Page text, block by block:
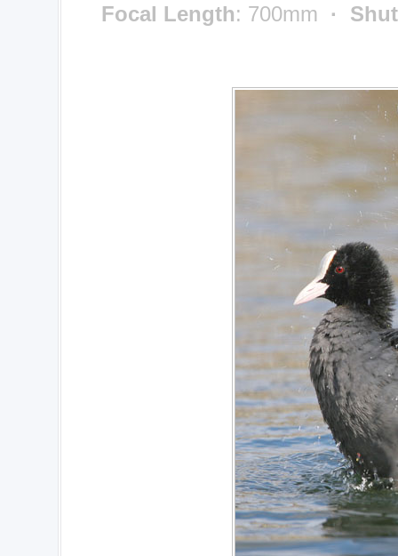
Focal Length: 700mm ·